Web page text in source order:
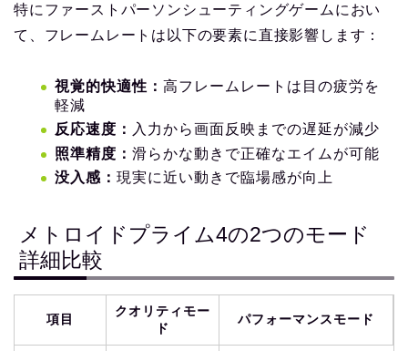
特にファーストパーソンシューティングゲームにおい
て、フレームレートは以下の要素に直接影響します：
視覚的快適性： 高フレームレートは目の疲労を
軽減
反応速度： 入力から画面反映までの遅延が減少
照準精度： 滑らかな動きで正確なエイムが可能
没入感： 現実に近い動きで臨場感が向上
メトロイドプライム4の2つのモード
詳細比較
項目
クオリティモー
ド
パフォーマンスモード